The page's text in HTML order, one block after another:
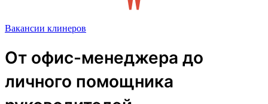
Вакансии клинеров
От офис-менеджера до
личного помощника